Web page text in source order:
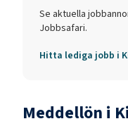
Se aktuella
Jobbsafari.
Hitta lediga jobb i
Meddellön i